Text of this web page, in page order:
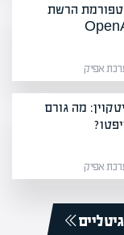
הרשת
מה גורם